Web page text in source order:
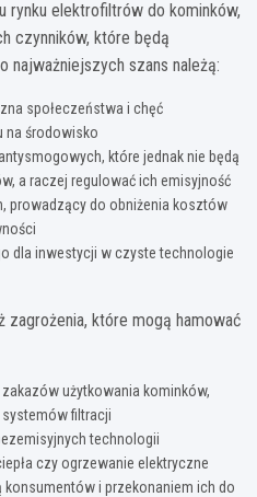
rynku elektrofiltrów do kominków,
czynników, które będą
najważniejszych szans należą:
społeczeństwa i chęć
na środowisko
które jednak nie będą
a raczej regulować ich emisyjność
prowadzący do obniżenia kosztów
dla inwestycji w czyste technologie
zagrożenia, które mogą hamować
użytkowania kominków,
filtracji
technologii
czy ogrzewanie elektryczne
i przekonaniem ich do